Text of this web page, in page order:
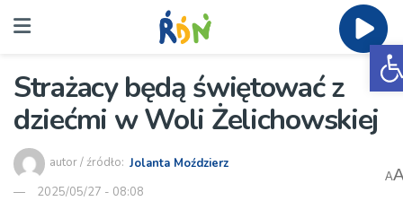
Strażacy będą świętować z
dziećmi w Woli Żelichowskiej
autor / źródło: Jolanta Moździerz
2025/05/27 - 08:08
A